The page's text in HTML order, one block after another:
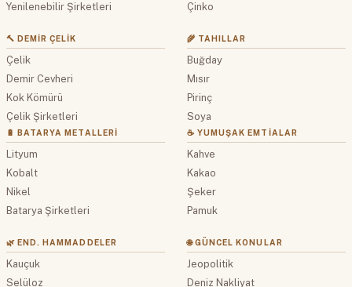
Yenilenebilir Şirketleri
Çinko
🔨 DEMIR ÇELIK
Çelik
Demir Cevheri
Kok Kömürü
Çelik Şirketleri
🔋 BATARYA METALLERI
Lityum
Kobalt
Nikel
Batarya Şirketleri
🌾 TAHILLAR
Buğday
Mısır
Pirinç
Soya
☕ YUMUŞAK EMTIALAR
Kahve
Kakao
Şeker
Pamuk
🌿 END. HAMMADDELER
Kauçuk
Selüloz
🌐 GÜNCEL KONULAR
Jeopolitik
Deniz Nakliyat